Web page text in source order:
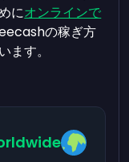
にオンラインで
の稼ぎ方
ます。